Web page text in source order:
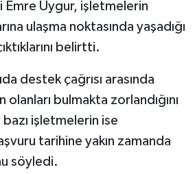
Emre Uygur, işletmelerin
ulaşma noktasında yaşadığı
belirtti.
destek çağrısı arasında
olanları bulmakta zorlandığını
işletmelerin ise
tarihine yakın zamanda
söyledi.